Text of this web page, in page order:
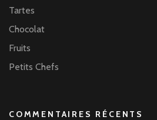
Tartes
Chocolat
Fruits
Petits Chefs
COMMENTAIRES RÉCENTS